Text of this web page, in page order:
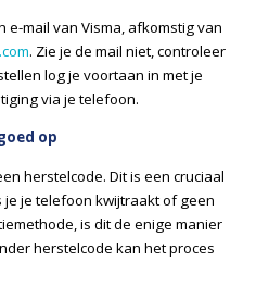
e-mail van Visma, afkomstig van
. Zie je de mail niet, controleer
log je voortaan in met je
via je telefoon.
op
herstelcode. Dit is een cruciaal
je telefoon kwijtraakt of geen
is dit de enige manier
herstelcode kan het proces